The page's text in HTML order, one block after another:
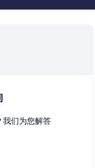
我们为您解答